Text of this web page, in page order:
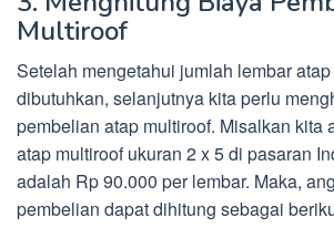
Multiroof
Setelah mengetahui jumlah lembar
dibutuhkan, selanjutnya kita perlu
pembelian atap multiroof. Misalkan kita
atap multiroof ukuran 2 x 5 di pasaran
adalah Rp 90.000 per lembar. Maka,
pembelian dapat dihitung sebagai